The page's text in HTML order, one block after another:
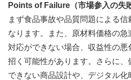
Points of Failure（市場参入の失
まず食品事故や品質問題による
なります。また、原材料価格の
対応ができない場合、収益性の
招く可能性があります。さらに
できない商品設計や、デジタル